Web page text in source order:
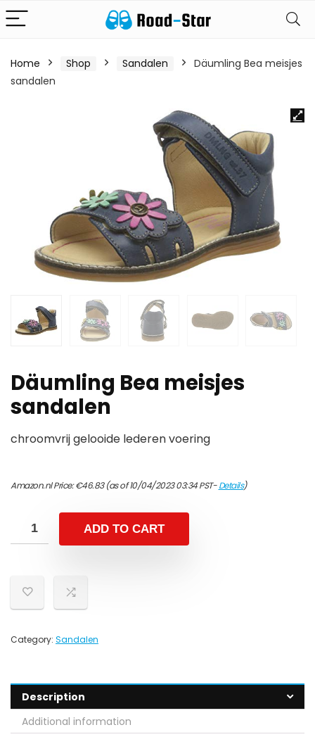
Home Shop Sandalen
Däumling Bea meisjes
sandalen
Däumling Bea meisjes
sandalen
chroomvrij gelooide lederen voering
Amazon.nl Price:€46.83(as of 10/04/2023 03:34 PST-Details)
ADD TO CART
Category: Sandalen
Description
Additional information